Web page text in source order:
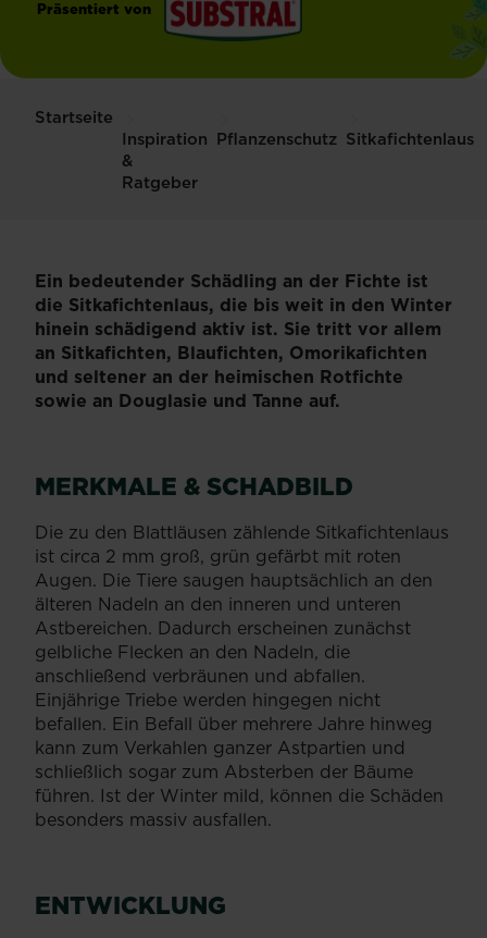
Präsentiert von
Startseite
Inspiration
&
Ratgeber
Pflanzenschutz Sitkafichtenlaus
Ein bedeutender Schädling an der Fichte ist
die Sitkafichtenlaus, die bis weit in den Winter
hinein schädigend aktiv ist. Sie tritt vor allem
an Sitkafichten, Blaufichten, Omorikafichten
und seltener an der heimischen Rotfichte
sowie an Douglasie und Tanne auf.
MERKMALE & SCHADBILD
Die zu den Blattläusen zählende Sitkafichtenlaus
ist circa 2 mm groß, grün gefärbt mit roten
Augen. Die Tiere saugen hauptsächlich an den
älteren Nadeln an den inneren und unteren
Astbereichen. Dadurch erscheinen zunächst
gelbliche Flecken an den Nadeln, die
anschließend verbräunen und abfallen.
Einjährige Triebe werden hingegen nicht
befallen. Ein Befall über mehrere Jahre hinweg
kann zum Verkahlen ganzer Astpartien und
schließlich sogar zum Absterben der Bäume
führen. Ist der Winter mild, können die Schäden
besonders massiv ausfallen.
ENTWICKLUNG